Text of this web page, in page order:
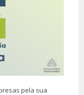
pela sua